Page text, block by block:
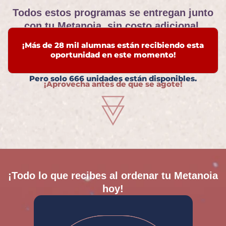
Todos estos programas se entregan junto
con tu Metanoia, sin costo adicional.
¡Más de 28 mil alumnas están recibiendo esta
oportunidad en este momento!
Pero solo 666 unidades están disponibles.
¡Aprovecha antes de que se agote!
¡Todo lo que recibes al ordenar tu Metanoia
hoy!